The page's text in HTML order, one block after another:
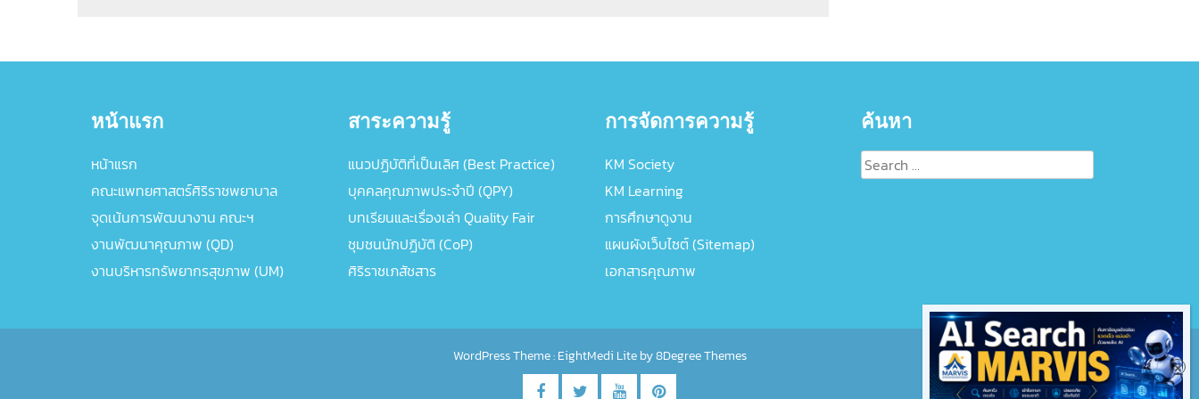
หน้าแรก
หน้าแรก
คณะแพทยศาสตร์ศิริราชพยาบาล
จุดเน้นการพัฒนางาน คณะฯ
งานพัฒนาคุณภาพ (QD)
งานบริหารทรัพยากรสุขภาพ (UM)
สาระความรู้
แนวปฏิบัติที่เป็นเลิศ (Best Practice)
บุคคลคุณภาพประจำปี (QPY)
บทเรียนและเรื่องเล่า Quality Fair
ชุมชนนักปฏิบัติ (CoP)
ศิริราชเภสัชสาร
การจัดการความรู้
KM Society
KM Learning
การศึกษาดูงาน
แผนผังเว็บไซต์ (Sitemap)
เอกสารคุณภาพ
ค้นหา
Search
for:
WordPress Theme :EightMedi Liteby 8Degree Themes